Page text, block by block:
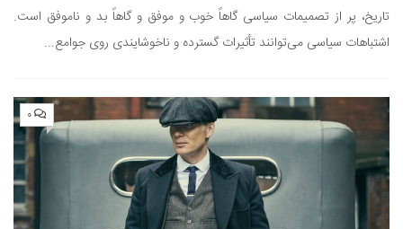
تاریخ، پر از تصمیمات سیاسی گاهاً خوب و موفق و گاهاً بد و ناموفق است.
اشتباهات سیاسی می‌توانند تأثیرات گسترده و ناخوشایندی روی جوامع...
۰